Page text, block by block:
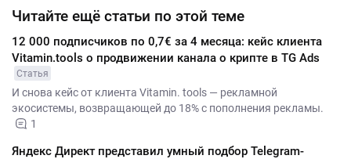
Читайте ещё статьи по этой теме
12 000 подписчиков по 0,7€ за 4 месяца: кейс клиента
Vitamin.tools о продвижении канала о крипте в TG Ads
Статья
И снова кейс от клиента Vitamin. tools — рекламной
экосистемы, возвращающей до 18% с пополнения рекламы.
1
Яндекс Директ представил умный подбор Telegram-